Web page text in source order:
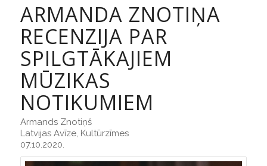
ARMANDA ZNOTIŅA
RECENZIJA PAR
SPILGTĀKAJIEM
MŪZIKAS
NOTIKUMIEM
Armands Znotiņš
Latvijas Avīze, Kultūrzīmes
07.10.2020.